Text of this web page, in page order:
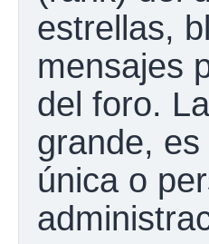
estrellas,
mensajes
del foro.
grande,
única o